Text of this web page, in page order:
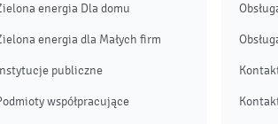
energia Dla domu
energia dla Małych firm
publiczne
współpracujące